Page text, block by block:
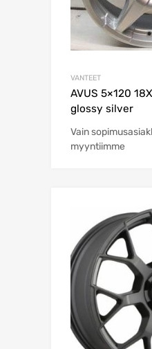
VANTEET
AVUS 5×120
glossy silver
Vain
myyntiimme